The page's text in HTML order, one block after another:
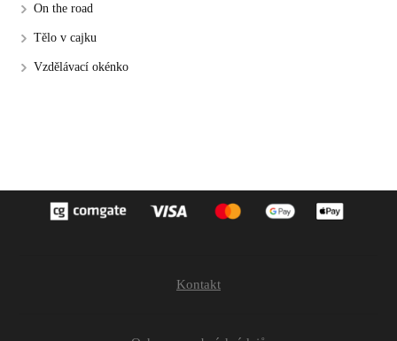
On the road
Tělo v cajku
Vzdělávací okénko
Kontakt